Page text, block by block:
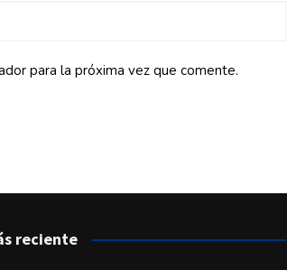
para la próxima vez que comente.
reciente